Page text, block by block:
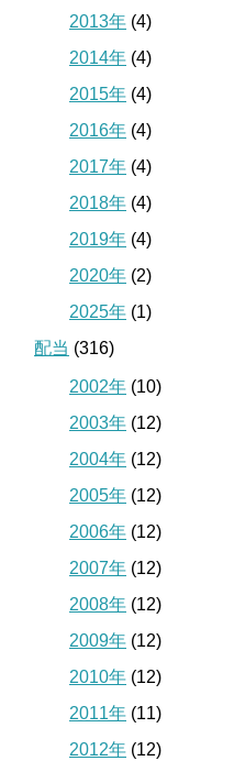
2013年 (4)
2014年 (4)
2015年 (4)
2016年 (4)
2017年 (4)
2018年 (4)
2019年 (4)
2020年 (2)
2025年 (1)
配当 (316)
2002年 (10)
2003年 (12)
2004年 (12)
2005年 (12)
2006年 (12)
2007年 (12)
2008年 (12)
2009年 (12)
2010年 (12)
2011年 (11)
2012年 (12)